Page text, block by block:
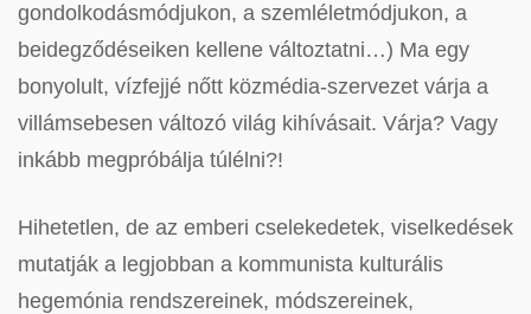
gondolkodásmódjukon, a szemléletmódjukon, a
beidegződéseiken kellene változtatni…) Ma egy
bonyolult, vízfejjé nőtt közmédia-szervezet várja a
villámsebesen változó világ kihívásait. Várja? Vagy
inkább megpróbálja túlélni?!
Hihetetlen, de az emberi cselekedetek, viselkedések
mutatják a legjobban a kommunista kulturális
hegemónia rendszereinek, módszereinek,